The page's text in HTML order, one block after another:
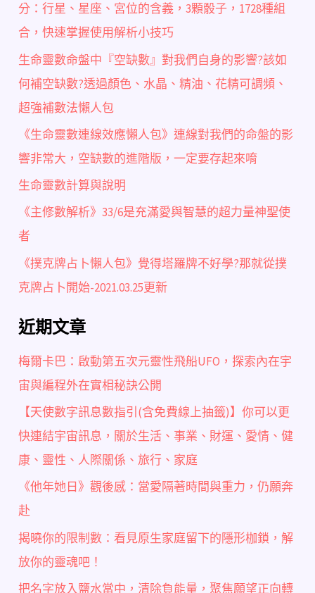
分：行星、星座、宮位的含義，3顆骰子，1728種組
合，快速掌握使用解析小技巧
生命靈數命盤中『空缺數』對我們自身的影響?該如
何補空缺數?透過顏色、水晶、精油、花精可調頻、
超強補數法懶人包
《生命靈數連線效應懶人包》連線對我們的命盤的影
響非常大，空缺數的進階版，一定要存起來唷
生命靈數計算與說明
《主修數解析》33/6是充滿愛與智慧的超力量神聖使
者
《撲克牌占卜懶人包》覺得塔羅牌不好學?那就從撲
克牌占卜開始-2021.03.25更新
近期文章
梅爾卡巴：啟動第五次元靈性飛船UFO，探索內在宇
宙與編程外在實相秘訣公開
【天使數字訊息數指引(含免費線上抽籤)】你可以更
快連結宇宙訊息，關於生活、事業、財運、愛情、健
康、靈性、人際關係、旅行、家庭
《他年她日》觀後感：當愛隔著時間與重力，仍願奔
赴
揭曉你的限制數：看見原生家庭留下的隱形枷鎖，解
放你的靈魂吧！
把名字放入鹽水當中，清除負能量，聚焦願望正向轉